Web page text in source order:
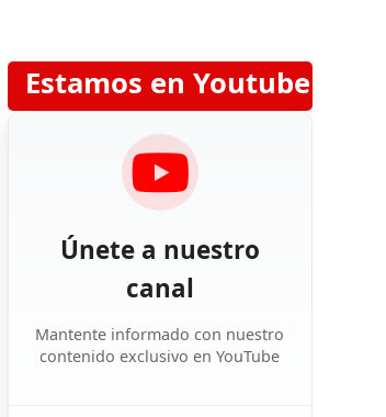
Estamos en Youtube
Únete a nuestro
canal
Mantente informado con nuestro
contenido exclusivo en YouTube